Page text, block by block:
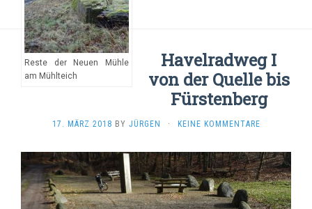
Reste der Neuen Mühle
am Mühlteich
Havelradweg I
von der Quelle bis
Fürstenberg
17. MÄRZ 2018 BY JÜRGEN · KEINE KOMMENTARE